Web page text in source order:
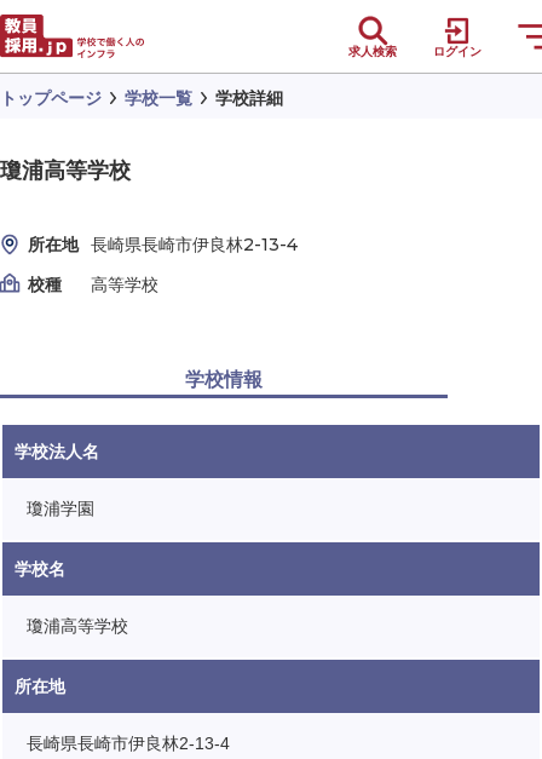
求人検索 ログイン
トップページ 学校一覧 学校詳細
瓊浦高等学校
所在地 長崎県長崎市伊良林2-13-4
校種
高等学校
学校情報
学校法人名
瓊浦学園
学校名
瓊浦高等学校
所在地
長崎県長崎市伊良林2-13-4